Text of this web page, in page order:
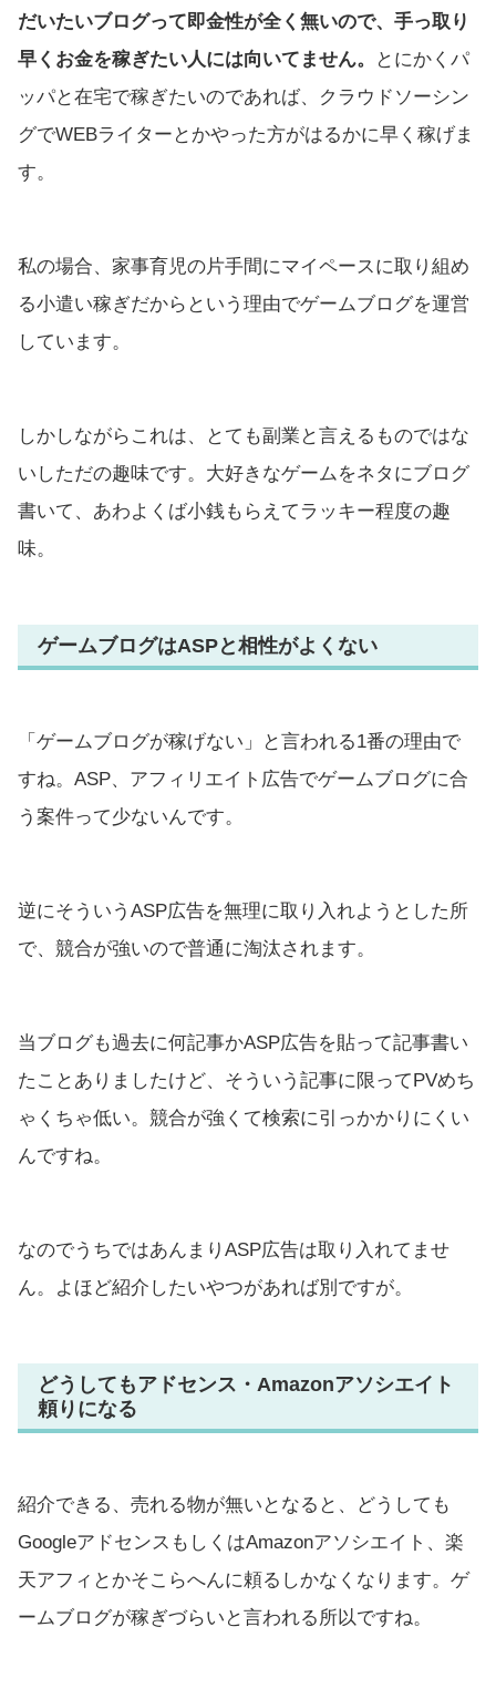
だいたいブログって即金性が全く無いので、手っ取り
早くお金を稼ぎたい人には向いてません。
とにかくパ
ッパと在宅で稼ぎたいのであれば、クラウドソーシン
グでWEBライターとかやった方がはるかに早く稼げま
す。
私の場合、家事育児の片手間にマイペースに取り組め
る小遣い稼ぎだからという理由でゲームブログを運営
しています。
しかしながらこれは、とても副業と言えるものではな
いしただの趣味です。大好きなゲームをネタにブログ
書いて、あわよくば小銭もらえてラッキー程度の趣
味。
ゲームブログはASPと相性がよくない
「ゲームブログが稼げない」と言われる1番の理由で
すね。ASP、アフィリエイト広告でゲームブログに合
う案件って少ないんです。
逆にそういうASP広告を無理に取り入れようとした所
で、競合が強いので普通に淘汰されます。
当ブログも過去に何記事かASP広告を貼って記事書い
たことありましたけど、そういう記事に限ってPVめち
ゃくちゃ低い。競合が強くて検索に引っかかりにくい
んですね。
なのでうちではあんまりASP広告は取り入れてませ
ん。よほど紹介したいやつがあれば別ですが。
どうしてもアドセンス・Amazonアソシエイト
頼りになる
紹介できる、売れる物が無いとなると、どうしても
GoogleアドセンスもしくはAmazonアソシエイト、楽
天アフィとかそこらへんに頼るしかなくなります。ゲ
ームブログが稼ぎづらいと言われる所以ですね。